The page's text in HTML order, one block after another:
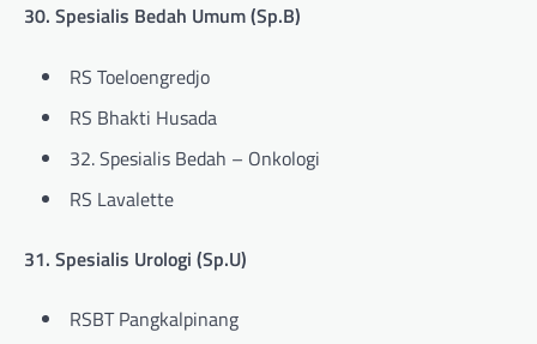
30. Spesialis Bedah Umum (Sp.B)
RS Toeloengredjo
RS Bhakti Husada
32. Spesialis Bedah – Onkologi
RS Lavalette
31. Spesialis Urologi (Sp.U)
RSBT Pangkalpinang